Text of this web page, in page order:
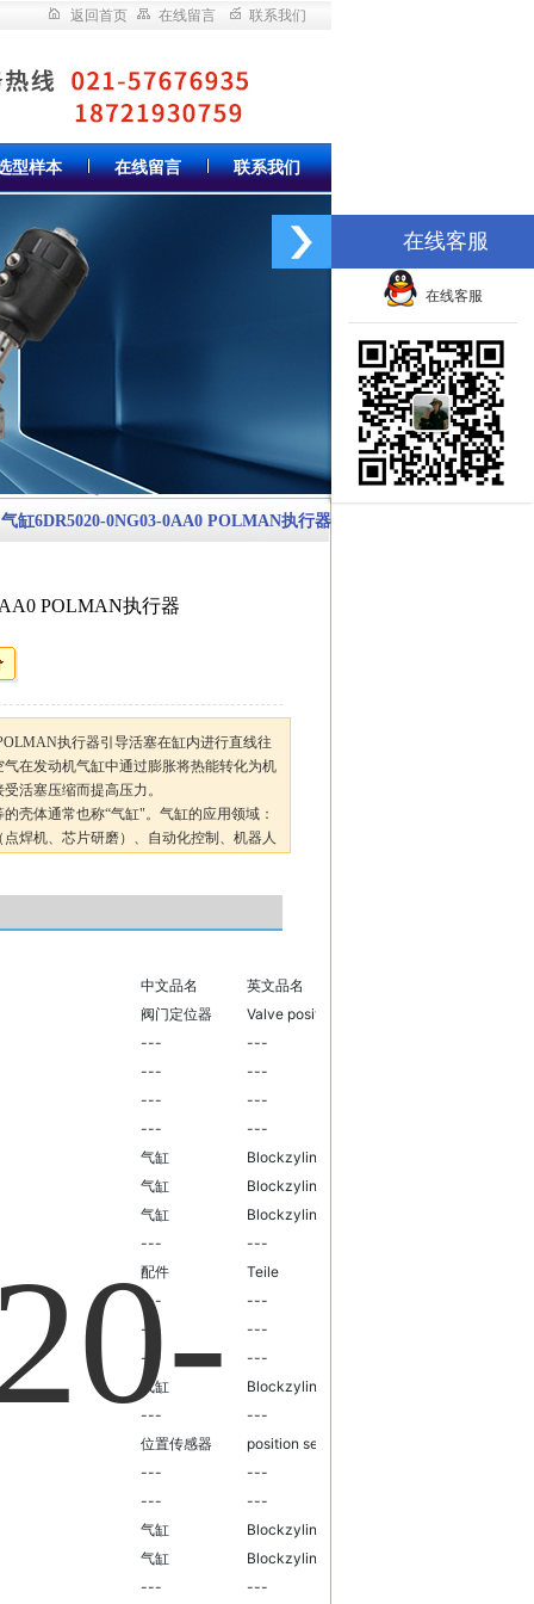
返回首页 在线留言 联系我们
型样本 在线留言 联系我们
缸6DR5020-0NG03-0AA0 POLMAN执行器
POLMAN执行器
执行器引导活塞在缸内进行直线往
在发动机气缸中通过膨胀将热能转化为机
活塞压缩而提高压力。
壳体通常也称“气缸"。气缸的应用领域：
焊机、芯片研磨）、自动化控制、机器人
中文品名 英文品名
阀门定位器 Valve positioner
--- ---
--- ---
--- ---
--- ---
气缸 Blockzylinder
气缸 Blockzylinder
气缸 Blockzylinder
--- ---
配件 Teile
--- ---
--- ---
--- ---
气缸 Blockzylinder
--- ---
位置传感器 position sensor
--- ---
--- ---
气缸 Blockzylinder
气缸 Blockzylinder
--- ---
在线客服
在线客服